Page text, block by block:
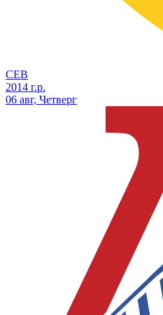
СЕВ
2014 г.р.
06 авг, Четверг